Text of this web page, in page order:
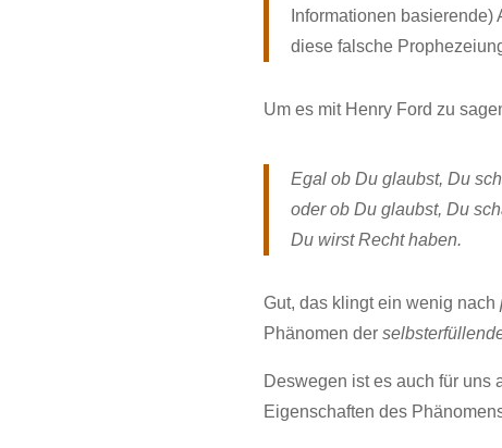
Informationen
diese falsche
Um es mit Henry Ford zu
Egal ob Du glaubst, Du
oder ob Du glaubst, Du
Du wirst Recht haben.
Gut, das klingt ein wenig nach
Phänomen der
Deswegen ist es auch für uns
Eigenschaften des